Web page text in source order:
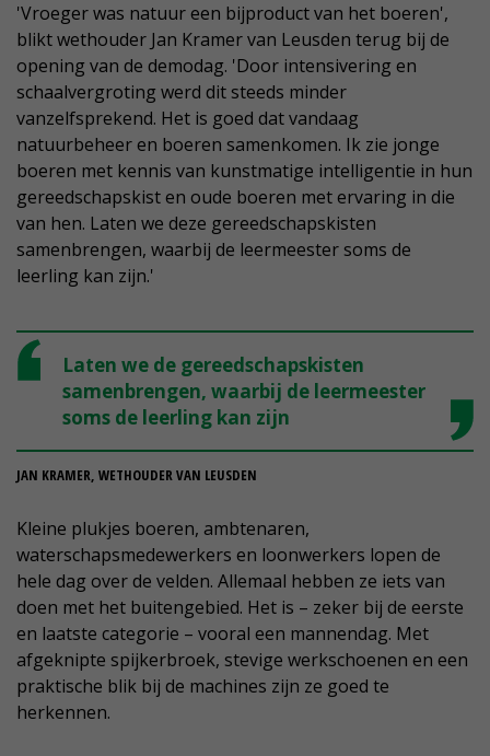
'Vroeger was natuur een bijproduct van het boeren',
blikt wethouder Jan Kramer van Leusden terug bij de
opening van de demodag. 'Door intensivering en
schaalvergroting werd dit steeds minder
vanzelfsprekend. Het is goed dat vandaag
natuurbeheer en boeren samenkomen. Ik zie jonge
boeren met kennis van kunstmatige intelligentie in hun
gereedschapskist en oude boeren met ervaring in die
van hen. Laten we deze gereedschapskisten
samenbrengen, waarbij de leermeester soms de
leerling kan zijn.'
Laten we de gereedschapskisten
samenbrengen, waarbij de leermeester
soms de leerling kan zijn
JAN KRAMER, WETHOUDER VAN LEUSDEN
Kleine plukjes boeren, ambtenaren,
waterschapsmedewerkers en loonwerkers lopen de
hele dag over de velden. Allemaal hebben ze iets van
doen met het buitengebied. Het is – zeker bij de eerste
en laatste categorie – vooral een mannendag. Met
afgeknipte spijkerbroek, stevige werkschoenen en een
praktische blik bij de machines zijn ze goed te
herkennen.